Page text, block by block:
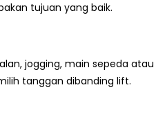
tujuan yang baik.
jogging, main sepeda atau
tanggan dibanding lift.